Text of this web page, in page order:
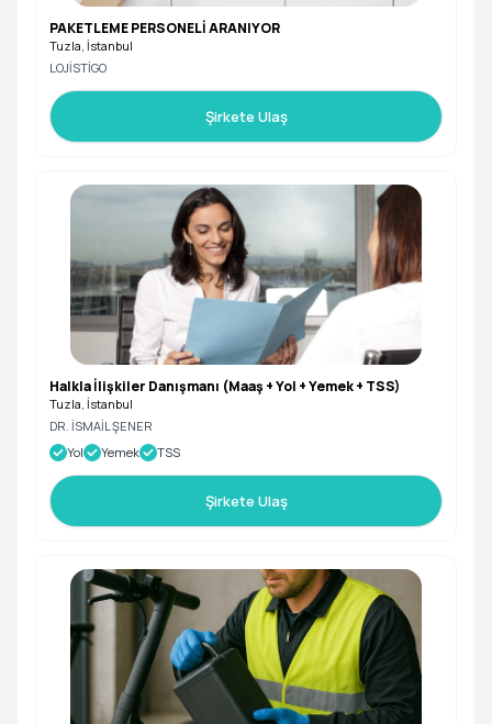
PAKETLEME PERSONELİ ARANIYOR
Tuzla, İstanbul
LOJİSTİGO
Şirkete Ulaş
Halkla İlişkiler Danışmanı (Maaş + Yol + Yemek + TSS)
Tuzla, İstanbul
DR. İSMAİL ŞENER
Yol
Yemek TSS
Şirkete Ulaş